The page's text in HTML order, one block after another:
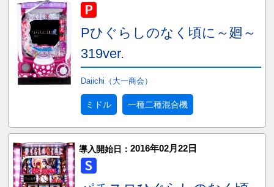
Pひぐらしのなく頃に～廻～
319ver.
Daiichi（大一商会）
ミドル 一種二種混合機
導入開始日： 2016年02月22日